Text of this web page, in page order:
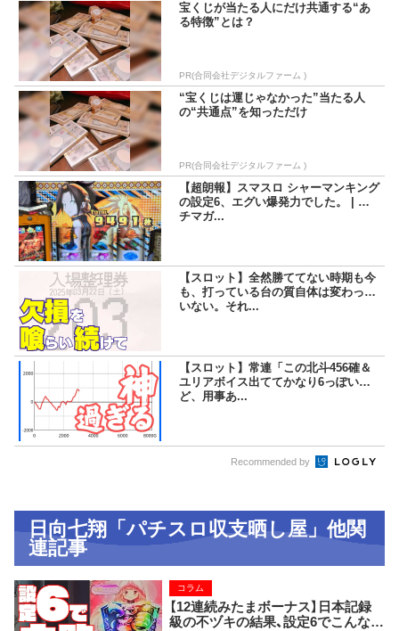
宝くじが当たる人にだけ共通する“あ
る特徴”とは？
PR(合同会社デジタルファーム )
“宝くじは運じゃなかった”当たる人
の“共通点”を知っただけ
PR(合同会社デジタルファーム )
【超朗報】スマスロ シャーマンキング
の設定6、エグい爆発力でした。 | パ
チマガ...
【スロット】全然勝ててない時期も今
も、打っている台の質自体は変わって
いない。それ...
【スロット】常連「この北斗456確＆
ユリアボイス出ててかなり6っぽいけ
ど、用事あ...
Recommended by
日向七翔「パチスロ収支晒し屋」他関
連記事
【12連続みたまボーナス】日本記録
級の不ヅキの結果、設定6でこんなに
コラム